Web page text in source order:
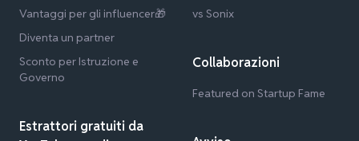
Vantaggi per gli influencer🎁
Diventa un partner
Sconto per Istruzione e
Governo
Estrattori gratuiti da
vs Sonix
Collaborazioni
Featured on Startup Fame